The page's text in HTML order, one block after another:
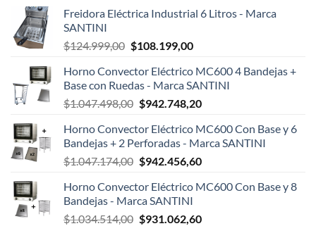
Freidora Eléctrica Industrial 6 Litros - Marca
SANTINI
$124.999,00 El
original
era:
$124.999,00.
$108.199,00El
actual
es:
$108.199,00.
Horno Convector Eléctrico MC600 4 Bandejas +
Base con Ruedas - Marca SANTINI
$1.047.498,00 El
original
era:
$1.047.498,00.
$942.748,20El
actual
es:
$942.748,20.
Horno Convector Eléctrico MC600 Con Base y 6
Bandejas + 2 Perforadas - Marca SANTINI
$1.047.174,00 El
original
era:
$1.047.174,00.
$942.456,60El
actual
$942.456,60.
Horno Convector Eléctrico MC600 Con Base y 8
Bandejas - Marca SANTINI
$1.034.514,00 El
$931.062,60El